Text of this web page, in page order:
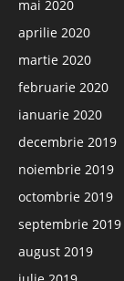
mai 2020
aprilie 2020
martie 2020
februarie 2020
ianuarie 2020
decembrie 2019
noiembrie 2019
octombrie 2019
septembrie 2019
august 2019